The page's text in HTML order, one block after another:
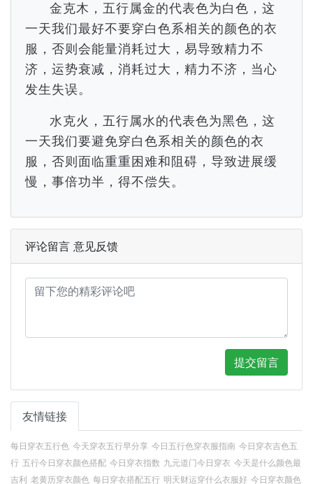
金克木，五行属金的代表色为白色，这
一天我们最好不要穿白色系相关的颜色的衣
服，否则会能量消耗过大，易导致精力不
济，运势衰减，消耗过大，精力不济，当心
发生失误。
水克火，五行属水的代表色为黑色，这
一天我们要避免穿白色系相关的颜色的衣
服，否则面临重重困难和阻碍，导致进展缓
慢，事倍功半，得不偿失。
评论留言 意见反馈
提交留言
友情链接
每日穿衣五行色 今天穿衣五行早分享 今日五行色穿衣服指南 今日穿衣吉色五
行 五行今日穿衣颜色搭配 今日穿衣指数 九元道门今日穿衣 今天是什么颜色最
吉利 老黄历穿衣颜色 每日穿衣搭配五行 明天财运穿什么衣服好 今日穿衣颜色